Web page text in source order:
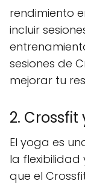
rendimiento
incluir
sesiones de
mejorar tu
2. Crossfit
El yoga es
la flexibilidad
que el